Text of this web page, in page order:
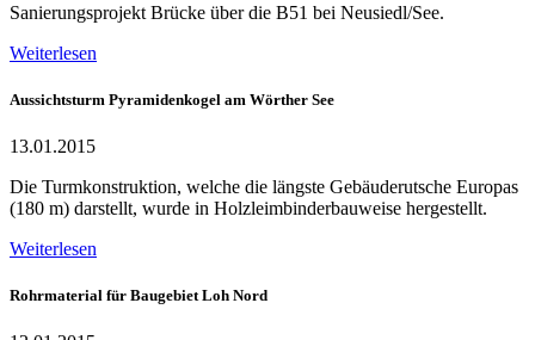
Sanierungsprojekt Brücke über die B51 bei Neusiedl/See.
Weiterlesen
Aussichtsturm Pyramidenkogel am Wörther See
13.01.2015
Die Turmkonstruktion, welche die längste Gebäuderutsche Europas
(180 m) darstellt, wurde in Holzleimbinderbauweise hergestellt.
Weiterlesen
Rohrmaterial für Baugebiet Loh Nord